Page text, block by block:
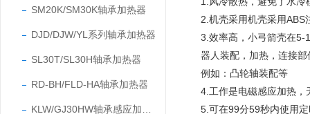
SM20K/SM30K轴承加热器
DJD/DJW/YL系列轴承加热器
SL30T/SL30H轴承加热器
RD-BH/FLD-HA轴承加热器
2. 机壳采用机壳采用ABS
3.效率高，小弓箭壳在5-
器人装配，加热，连接部
例如：凸轮轴装配等
4.工作是电磁感应加热，
5.可在99分59秒内使用